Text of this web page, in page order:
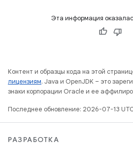
Эта информация
Контент и образцы кода на этой
лицензиям. Java и OpenJDK – это
знаки корпорации Oracle и ее
Последнее обновление: 2026-07-13
РАЗРАБОТКА